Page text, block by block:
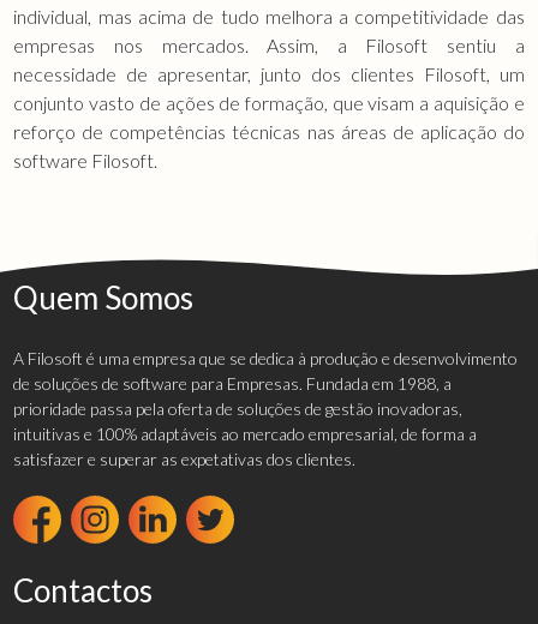
individual, mas acima de tudo melhora a competitividade das
empresas nos mercados. Assim, a Filosoft sentiu a
necessidade de apresentar, junto dos clientes Filosoft, um
conjunto vasto de ações de formação, que visam a aquisição e
reforço de competências técnicas nas áreas de aplicação do
software Filosoft.
Quem Somos
A Filosoft é uma empresa que se dedica à produção e desenvolvimento
de soluções de software para Empresas. Fundada em 1988, a
prioridade passa pela oferta de soluções de gestão inovadoras,
intuitivas e 100% adaptáveis ao mercado empresarial, de forma a
satisfazer e superar as expetativas dos clientes.
Contactos